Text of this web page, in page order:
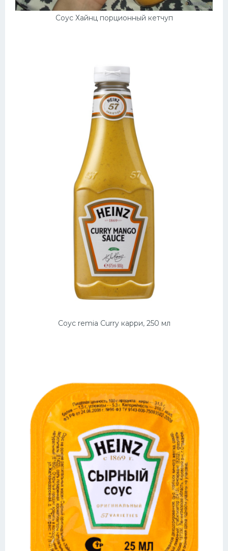
Соус Хайнц порционный кетчуп
Соус remia Curry карри, 250 мл